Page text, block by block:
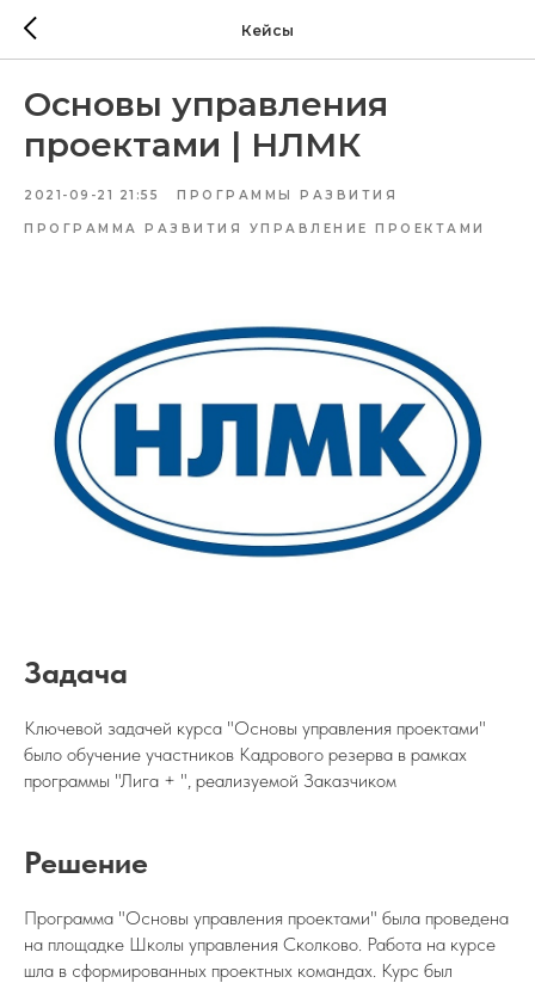
Кейсы
Основы управления
проектами | НЛМК
2021-09-21 21:55 ПРОГРАММЫ РАЗВИТИЯ
ПРОГРАММА РАЗВИТИЯ УПРАВЛЕНИЕ ПРОЕКТАМИ
Задача
Ключевой задачей курса "Основы управления проектами"
было обучение участников Кадрового резерва в рамках
программы "Лига + ", реализуемой Заказчиком
Решение
Программа "Основы управления проектами" была проведена
на площадке Школы управления Сколково. Работа на курсе
шла в сформированных проектных командах. Курс был